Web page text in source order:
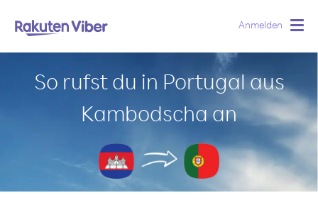
Anmelden
So rufst du in Portugal aus
Kambodscha an